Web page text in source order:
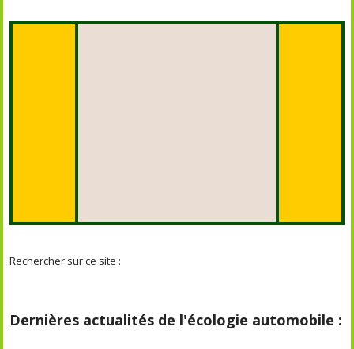
Rechercher sur ce site :
Dernières actualités de l'écologie automobile :